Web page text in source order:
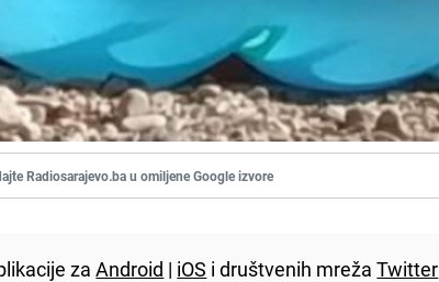
Radiosarajevo.ba u omiljene Google izvore
zaAndroid | iOS i društvenih mrežaTwitter